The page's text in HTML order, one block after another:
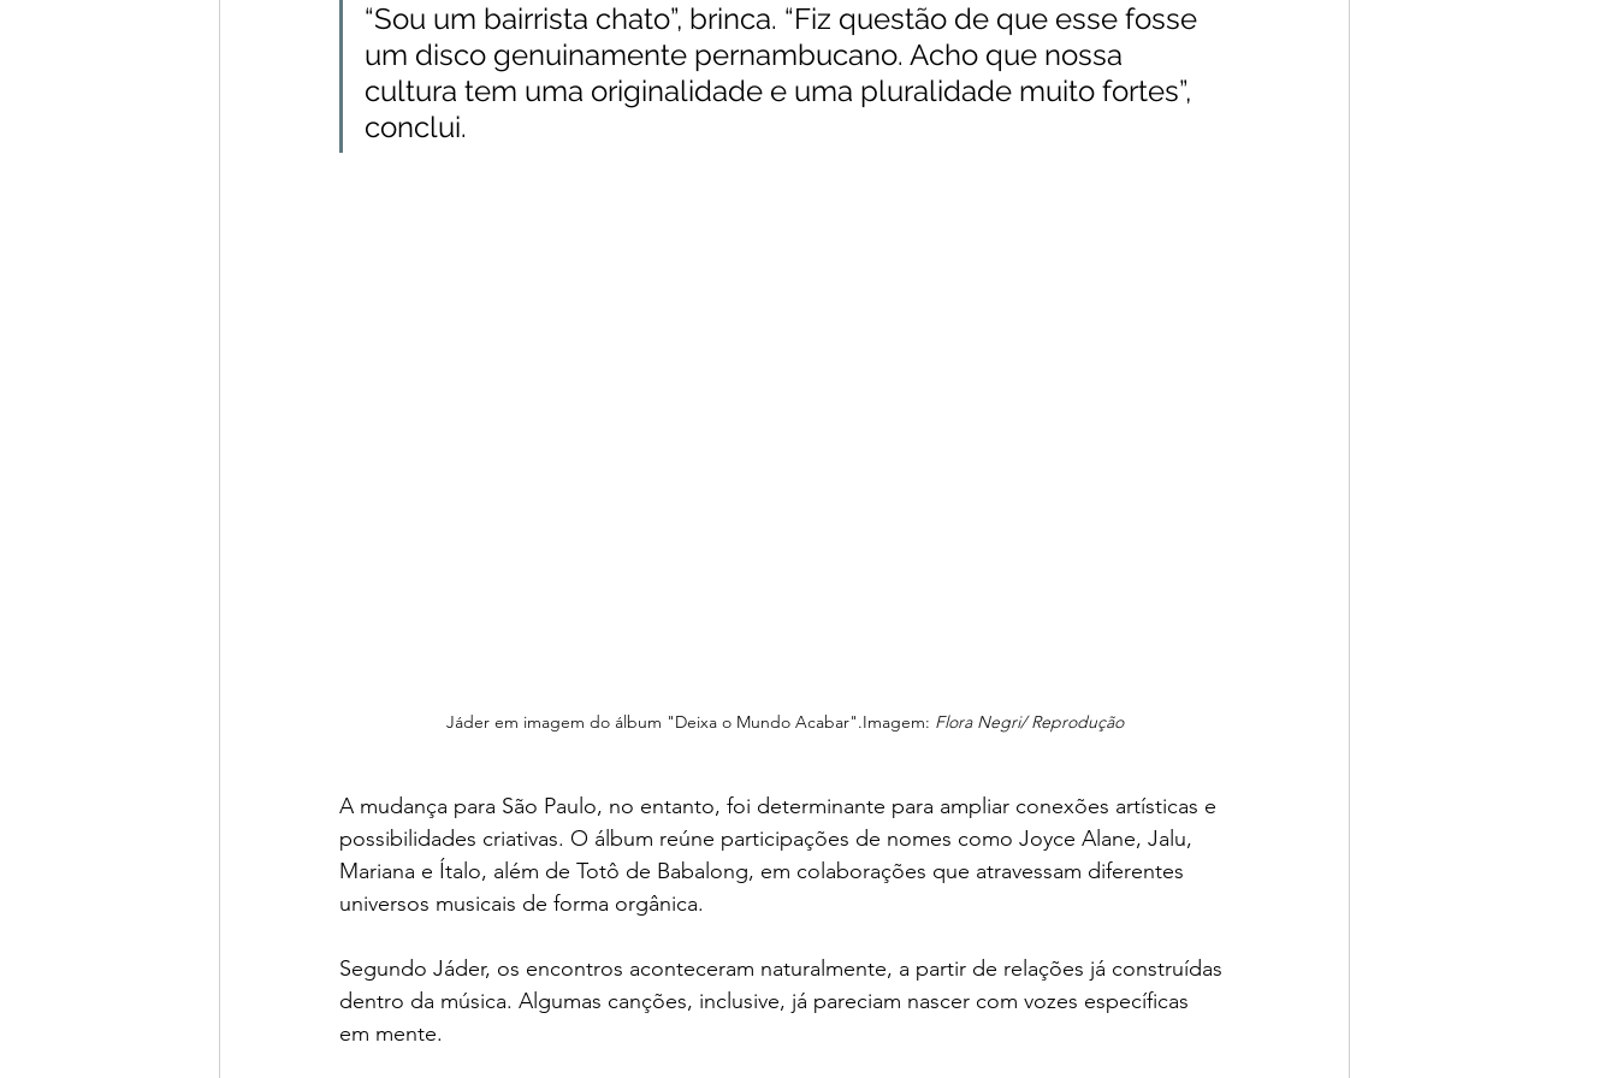
“Sou um bairrista chato”, brinca. “Fiz questão de que esse fosse
um disco genuinamente pernambucano. Acho que nossa
cultura tem uma originalidade e uma pluralidade muito fortes”,
conclui.
Jáder em imagem do álbum "Deixa o Mundo Acabar".Imagem: Flora Negri/ Reprodução
A mudança para São Paulo, no entanto, foi determinante para ampliar conexões artísticas e
possibilidades criativas. O álbum reúne participações de nomes como Joyce Alane, Jalu,
Mariana e Ítalo, além de Totô de Babalong, em colaborações que atravessam diferentes
universos musicais de forma orgânica.
Segundo Jáder, os encontros aconteceram naturalmente, a partir de relações já construídas
dentro da música. Algumas canções, inclusive, já pareciam nascer com vozes específicas
em mente.